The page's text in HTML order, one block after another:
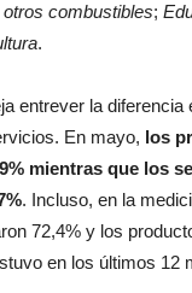
combustibles;
.
entrever la diferencia
En mayo, los
mientras que los
. Incluso, en la
72,4% y los
en los últimos 12